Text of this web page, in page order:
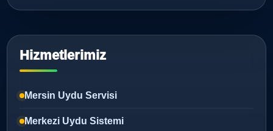
Hizmetlerimiz
Mersin Uydu Servisi
Merkezi Uydu Sistemi